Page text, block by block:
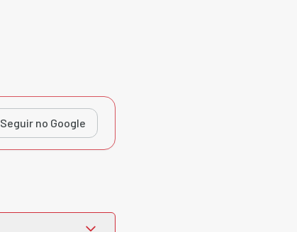
Seguir no Google